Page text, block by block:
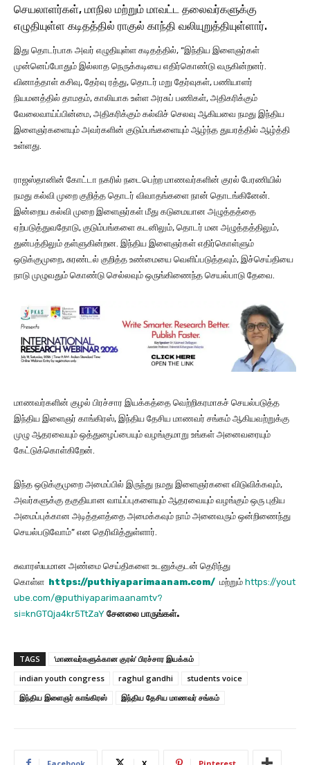
செயலாளர்கள், மாநில மற்றும் மாவட்ட தலைவர்களுக்கு
எழுதியுள்ள கடிதத்தில் ராகுல் காந்தி வலியுறுத்தியுள்ளார்.
இது தொடர்பாக அவர் எழுதியுள்ள கடிதத்தில், “இந்திய இளைஞர்கள்
முன்னெப்போதும் இல்லாத நெருக்கடியை எதிர்கொண்டு வருகின்றனர்.
வினாத்தாள் கசிவு, தேர்வு ரத்து, தொடர் மறு தேர்வுகள், பணியாளர்
நியமனத்தில் தாமதம், காலியாக உள்ள அரசுப் பணிகள், அதிகரிக்கும்
வேலைவாய்ப்பின்மை, அதிகரிக்கும் கல்விச் செலவு ஆகியவை நமது இந்திய
இளைஞர்களையும் அவர்களின் குடும்பங்களையும் ஆழ்ந்த துயரத்தில் ஆழ்த்தி
உள்ளது.
ராஜஸ்தானின் கோட்டா நகரில் நடைபெற்ற மாணவர்களின் குரல் பேரணியில்
நமது கல்வி முறை குறித்த தொடர் விவாதங்களை நான் தொடங்கினேன்.
இன்றைய கல்வி முறை இளைஞர்கள் மீது கடுமையான அழுத்தத்தை
ஏற்படுத்துவதோடு, குடும்பங்களை கடனிலும், தொடர் மன அழுத்தத்திலும்,
துன்பத்திலும் தள்ளுகின்றன. இந்திய இளைஞர்கள் எதிர்கொள்ளும்
ஒடுக்குமுறை, சுரண்டல் குறித்த உண்மையை வெளிப்படுத்தவும், இச்செய்தியை
நாடு முழுவதும் கொண்டு செல்லவும் ஒருங்கிணைந்த செயல்பாடு தேவை.
மாணவர்களின் குழல் பிரச்சார இயக்கத்தை வெற்றிகரமாகச் செயல்படுத்த
இந்திய இளைஞர் காங்கிரஸ், இந்திய தேசிய மாணவர் சங்கம் ஆகியவற்றுக்கு
முழு ஆதரவையும் ஒத்துழைப்பையும் வழங்குமாறு உங்கள் அனைவரையும்
கேட்டுக்கொள்கிறேன்.
இந்த ஒடுக்குமுறை அமைப்பில் இருந்து நமது இளைஞர்களை விடுவிக்கவும்,
அவர்களுக்கு தகுதியான வாய்ப்புகளையும் ஆதரவையும் வழங்கும் ஒரு புதிய
அமைப்புக்கான அடித்தளத்தை அமைக்கவும் நாம் அனைவரும் ஒன்றிணைந்து
செயல்படுவோம்” என தெரிவித்துள்ளார்.
சுவாரஸ்யமான அண்மை செய்திகளை உடனுக்குடன் தெரிந்து
கொள்ள https://puthiyaparimaanam.com/ மற்றும் https://yout
ube.com/@puthiyaparimaanamtv?
si=knGTQja4kr5TtZaY சேனலை பாருங்கள்.
TAGS
‘மாணவர்களுக்கான குரல்’ பிரச்சார இயக்கம்
indian youth congress
raghul gandhi
students voice
இந்திய இளைஞர் காங்கிரஸ்
இந்திய தேசிய மாணவர் சங்கம்